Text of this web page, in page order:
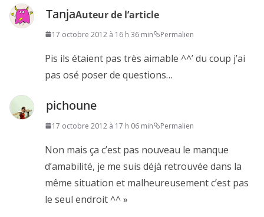
TanjaAuteur de l’article
17 octobre 2012 à 16 h 36 min Permalien
Pis ils étaient pas très aimable ^^’ du coup j’ai
pas osé poser de questions…
pichoune
17 octobre 2012 à 17 h 06 min Permalien
Non mais ça c’est pas nouveau le manque
d’amabilité, je me suis déjà retrouvée dans la
même situation et malheureusement c’est pas
le seul endroit ^^ »